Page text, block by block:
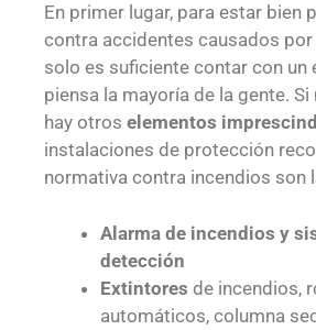
En primer lugar, para estar bien
contra accidentes causados por
solo es suficiente contar con un
piensa la mayoría de la gente. Si
hay otros elementos
instalaciones de protección
normativa contra incendios son
Alarma de incendios y
detección
Extintores de incendios,
automáticos, columna